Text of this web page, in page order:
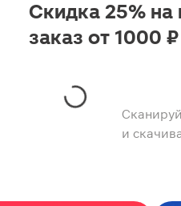
и
Скидка 25% на
заказ от 1000 ₽